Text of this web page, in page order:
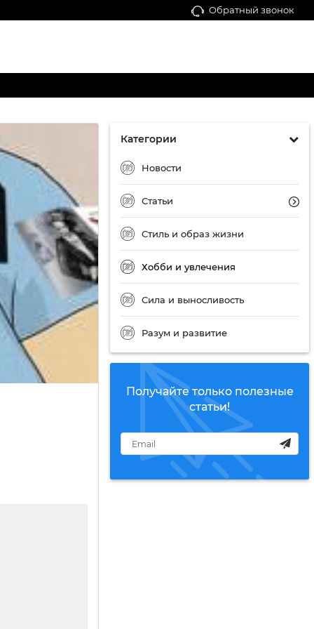
Обратный звонок
Категории
Новости
Статьи
Стиль и образ жизни
Хобби и увлечения
Сила и выносливость
Разум и развитие
Получайте только полезные
статьи!